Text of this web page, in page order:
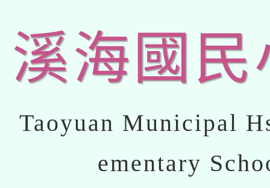
溪海國民
Taoyuan Municipal
ementary